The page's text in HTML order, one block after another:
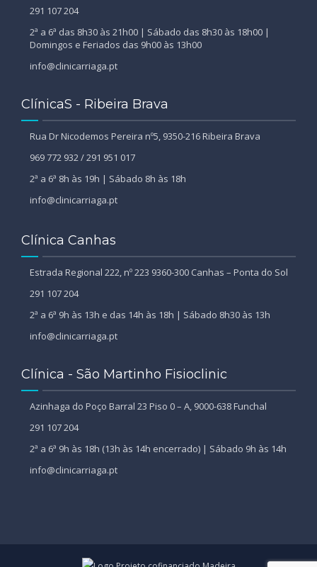
291 107 204
2ª a 6ª das 8h30 às 21h00 | Sábado das 8h30 às 18h00 |
Domingos e Feriados das 9h00 às 13h00
info@clinicarriaga.pt
ClínicaS - Ribeira Brava
Rua Dr Nicodemos Pereira nº5, 9350-216 Ribeira Brava
969 772 932 / 291 951 017
2ª a 6ª 8h às 19h | Sábado 8h às 18h
info@clinicarriaga.pt
Clínica Canhas
Estrada Regional 222, nº 223 9360-300 Canhas – Ponta do Sol
291 107 204
2ª a 6ª 9h às 13h e das 14h às 18h | Sábado 8h30 às 13h
info@clinicarriaga.pt
Clínica - São Martinho Fisioclinic
Azinhaga do Poço Barral 23 Piso 0 – A, 9000-638 Funchal
291 107 204
2ª a 6ª 9h às 18h (13h às 14h encerrado) | Sábado 9h às 14h
info@clinicarriaga.pt